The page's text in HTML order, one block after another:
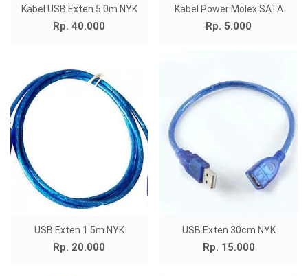
Kabel USB Exten 5.0m NYK
Rp. 40.000
Kabel Power Molex SATA
Rp. 5.000
USB Exten 1.5m NYK
Rp. 20.000
USB Exten 30cm NYK
Rp. 15.000